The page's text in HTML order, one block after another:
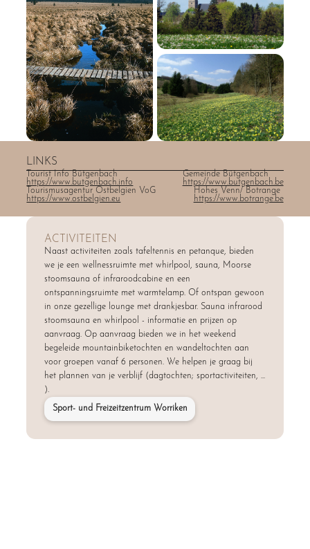
LINKS
Tourist Info Bütgenbach
https://www.butgenbach.info
Gemeinde Bütgenbach
https://www.butgenbach.be
Tourismusagentur Ostbelgien VoG
https://www.ostbelgien.eu
Hohes Venn/ Botrange
https://www.botrange.be
Die
ACTIVITEITEN
Naast activiteiten zoals tafeltennis en petanque, bieden
we je een wellnessruimte met whirlpool, sauna, Moorse
stoomsauna of infraroodcabine en een
ontspanningsruimte met warmtelamp. Of ontspan gewoon
in onze gezellige lounge met drankjesbar. Sauna infrarood
stoomsauna en whirlpool - informatie en prijzen op
aanvraag. Op aanvraag bieden we in het weekend
begeleide mountainbiketochten en wandeltochten aan
voor groepen vanaf 6 personen. We helpen je graag bij
het plannen van je verblijf (dagtochten; sportactiviteiten, ...
).
Sport- und Freizeitzentrum Worriken